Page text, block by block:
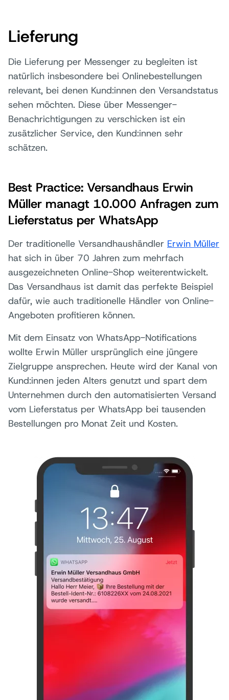
Lieferung
Die Lieferung per Messenger zu begleiten ist
natürlich insbesondere bei Onlinebestellungen
relevant, bei denen Kund:innen den Versandstatus
sehen möchten. Diese über Messenger-
Benachrichtigungen zu verschicken ist ein
zusätzlicher Service, den Kund:innen sehr
schätzen.
Best Practice: Versandhaus Erwin
Müller managt 10.000 Anfragen zum
Lieferstatus per WhatsApp
Der traditionelle Versandhaushändler Erwin Müller
hat sich in über 70 Jahren zum mehrfach
ausgezeichneten Online-Shop weiterentwickelt.
Das Versandhaus ist damit das perfekte Beispiel
dafür, wie auch traditionelle Händler von Online-
Angeboten profitieren können.
Mit dem Einsatz von WhatsApp-Notifications
wollte Erwin Müller ursprünglich eine jüngere
Zielgruppe ansprechen. Heute wird der Kanal von
Kund:innen jeden Alters genutzt und spart dem
Unternehmen durch den automatisierten Versand
vom Lieferstatus per WhatsApp bei tausenden
Bestellungen pro Monat Zeit und Kosten.